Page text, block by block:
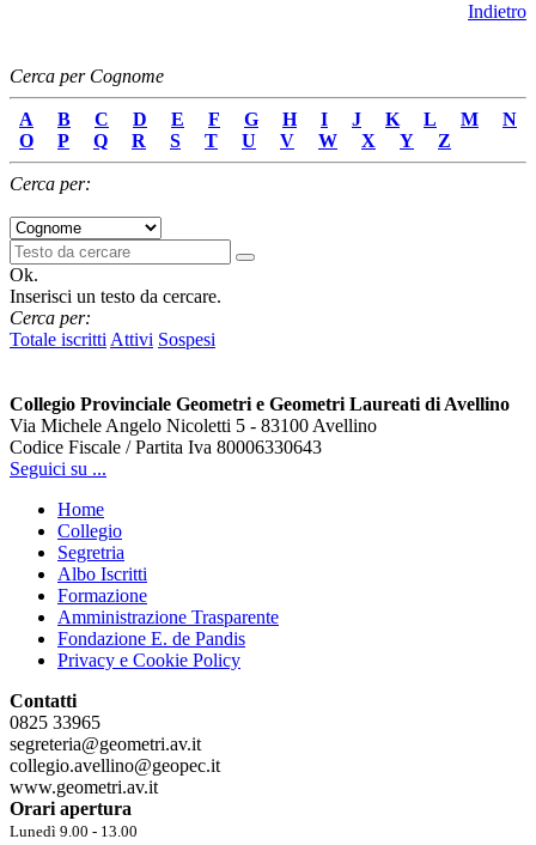
Indietro
Cerca per Cognome
A B C D E F G H I J K L M
N
O
P Q R S T U V W X Y Z
Cerca per:
Ok.
Inserisci un testo da cercare.
Cerca per:
Totale iscrittiAttivi Sospesi
Collegio Provinciale Geometri e Geometri Laureati di Avellino
Via Michele Angelo Nicoletti 5 - 83100 Avellino
Codice Fiscale / Partita Iva 80006330643
Seguici su ...
Home
Collegio
Segretria
Albo Iscritti
Formazione
Amministrazione Trasparente
Fondazione E. de Pandis
Privacy e Cookie Policy
Contatti
0825 33965
segreteria@geometri.av.it
collegio.avellino@geopec.it
www.geometri.av.it
Orari apertura
Lunedì 9.00 - 13.00